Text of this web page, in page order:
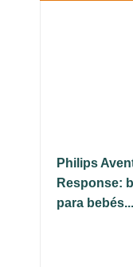
Philips
Response:
para bebés...